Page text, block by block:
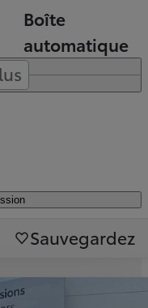
Boîte
automatique
Sauvegardez